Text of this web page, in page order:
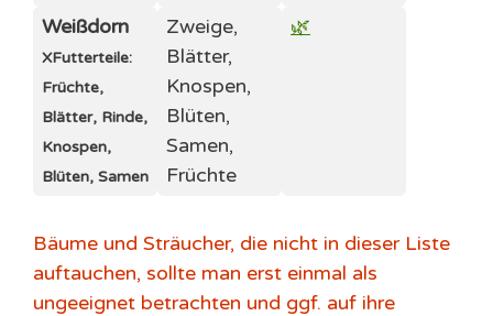
Weißdorn
XFutterteile:
Früchte,
Blätter, Rinde,
Knospen,
Blüten, Samen
Zweige,
Blätter,
Knospen,
Blüten,
Samen,
Früchte
🌿
Bäume und Sträucher, die nicht in dieser Liste
auftauchen, sollte man erst einmal als
ungeeignet betrachten und ggf. auf ihre